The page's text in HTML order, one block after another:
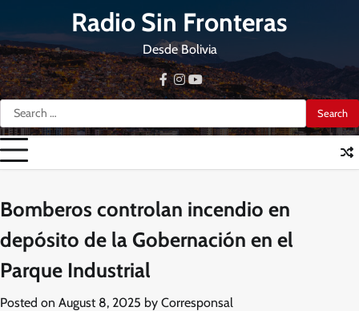
content
Radio Sin Fronteras
Desde Bolivia
Search
for:
facebook
instagram
youtube
Bomberos controlan incendio en
depósito de la Gobernación en el
Parque Industrial
Posted on August 8, 2025 by Corresponsal